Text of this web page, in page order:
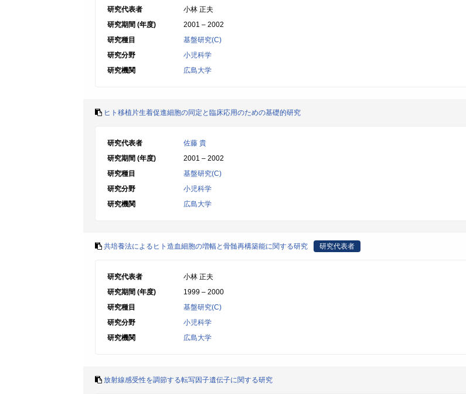
研究代表者
小林 正夫
研究期間 (年度)
2001 – 2002
研究種目
基盤研究(C)
研究分野
小児科学
研究機関
広島大学
ヒト移植片生着促進細胞の同定と臨床応用のための基礎的研究
研究代表者
佐藤 貴
研究期間 (年度)
2001 – 2002
研究種目
基盤研究(C)
研究分野
小児科学
研究機関
広島大学
共培養法によるヒト造血細胞の増幅と骨髄再構築能に関する研究 研究代表者
研究代表者
小林 正夫
研究期間 (年度)
1999 – 2000
研究種目
基盤研究(C)
研究分野
小児科学
研究機関
広島大学
放射線感受性を調節する転写因子遺伝子に関する研究